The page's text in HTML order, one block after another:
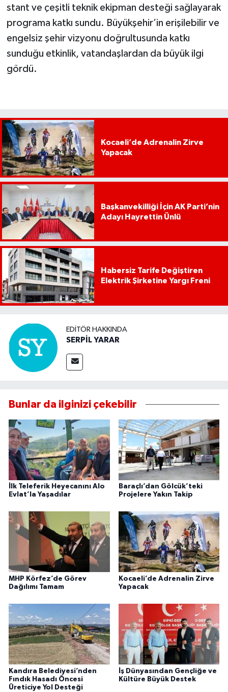
stant ve çeşitli teknik ekipman desteği sağlayarak
programa katkı sundu. Büyükşehir’in erişilebilir ve
engelsiz şehir vizyonu doğrultusunda katkı
sunduğu etkinlik, vatandaşlardan da büyük ilgi
gördü.
Kocaeli’de Adrenalin Zirve
Yapacak
Başkanvekilliği İçin AK Parti’nin
Adayı Hayrettin Ünlü
Habersiz Tarife Değiştiren
Elektrik Şirketine Yargı Freni
EDITÖR HAKKINDA
SERPİL YARAR
Bunlar da ilginizi çekebilir
İlk Teleferik Heyecanını Alo
Evlat’la Yaşadılar
Baraçlı’dan Gölcük’teki
Projelere Yakın Takip
MHP Körfez’de Görev
Dağılımı Tamam
Kocaeli’de Adrenalin Zirve
Yapacak
Kandıra Belediyesi’nden
Fındık Hasadı Öncesi
Üreticiye Yol Desteği
İş Dünyasından Gençliğe ve
Kültüre Büyük Destek